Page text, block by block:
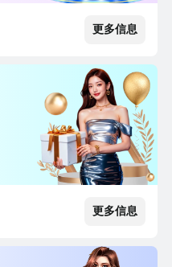
更多信息
更多信息